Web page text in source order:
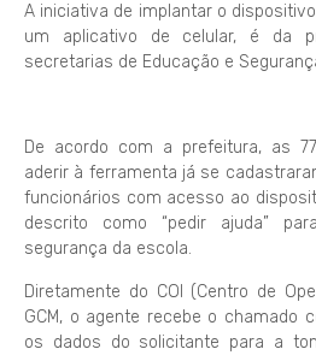
A iniciativa de implantar o
um aplicativo de celular, é da
secretarias de Educação e
De acordo com a prefeitura, as
aderir à ferramenta já se
funcionários com acesso ao
descrito como “pedir ajuda”
segurança da escola.
Diretamente do COI (Centro de
GCM, o agente recebe o chamado
os dados do solicitante para a